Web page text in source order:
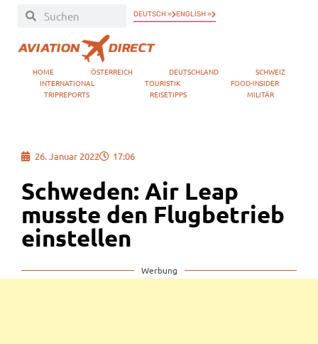
DEUTSCH » ENGLISH »
HOME ÖSTERREICH DEUTSCHLAND
SCHWEIZ
INTERNATIONAL
TOURISTIK
FOOD-INSIDER
TRIPREPORTS
REISETIPPS MILITÄR
26. Januar 2022 17:06
Schweden: Air Leap
musste den Flugbetrieb
einstellen
Werbung